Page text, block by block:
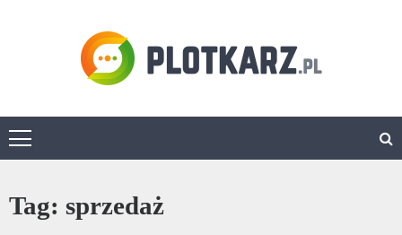
Plotkarz.pl
Tag: sprzedaż